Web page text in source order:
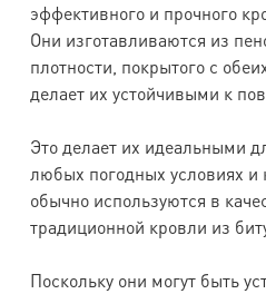
эффективного и прочного
Они изготавливаются из
плотности, покрытого с
делает их устойчивыми к
Это делает их идеальными
любых погодных условиях и
обычно используются в
традиционной кровли из
Поскольку они могут быть